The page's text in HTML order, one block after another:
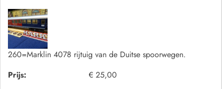
260=Marklin 4078 rijtuig van de Duitse spoorwegen.
Prijs:
€ 25,00